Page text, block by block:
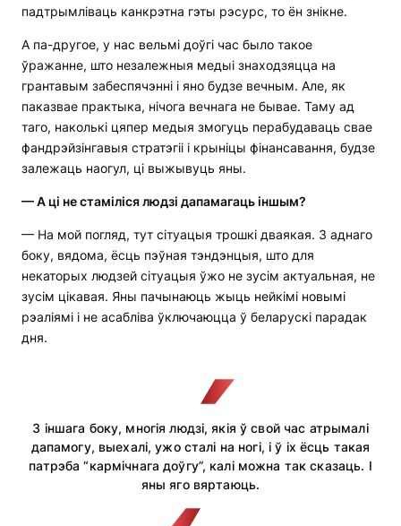
падтрымліваць канкрэтна гэты рэсурс, то ён знікне.
А па-другое, у нас вельмі доўгі час было такое
ўражанне, што незалежныя медыі знаходзяцца на
грантавым забеспячэнні і яно будзе вечным. Але, як
паказвае практыка, нічога вечнага не бывае. Таму ад
таго, наколькі цяпер медыя змогуць перабудаваць свае
фандрэйзінгавыя стратэгіі і крыніцы фінансавання, будзе
залежаць наогул, ці выжывуць яны.
— А ці не стаміліся людзі дапамагаць іншым?
— На мой погляд, тут сітуацыя трошкі дваякая. З аднаго
боку, вядома, ёсць пэўная тэндэнцыя, што для
некаторых людзей сітуацыя ўжо не зусім актуальная, не
зусім цікавая. Яны пачынаюць жыць нейкімі новымі
рэаліямі і не асабліва ўключаюцца ў беларускі парадак
дня.
З іншага боку, многія людзі, якія ў свой час атрымалі
дапамогу, выехалі, ужо сталі на ногі, і ў іх ёсць такая
патрэба “кармічнага доўгу”, калі можна так сказаць. І
яны яго вяртаюць.